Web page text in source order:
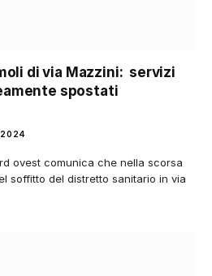
di via Mazzini: servizi
spostati
2024
ovest comunica che nella scorsa
soffitto del distretto sanitario in via